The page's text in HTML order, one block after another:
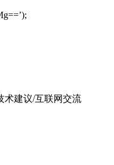
术建议/互联网交流